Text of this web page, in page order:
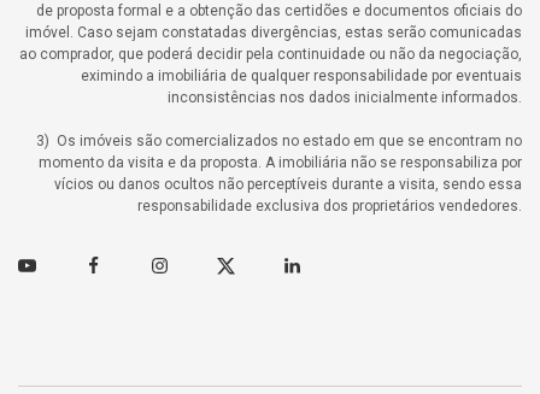
de proposta formal e a obtenção das certidões e documentos oficiais do
imóvel. Caso sejam constatadas divergências, estas serão comunicadas
ao comprador, que poderá decidir pela continuidade ou não da negociação,
eximindo a imobiliária de qualquer responsabilidade por eventuais
inconsistências nos dados inicialmente informados.
3) Os imóveis são comercializados no estado em que se encontram no
momento da visita e da proposta. A imobiliária não se responsabiliza por
vícios ou danos ocultos não perceptíveis durante a visita, sendo essa
responsabilidade exclusiva dos proprietários vendedores.
Youtube FacebookInstagramTwitter Linkedin